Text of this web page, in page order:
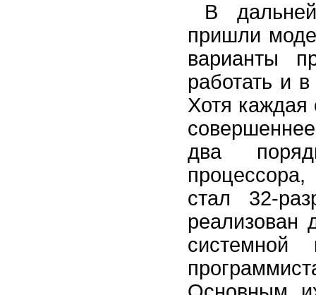
В
пришли
варианты
работать и
Хотя
два
стал 32-
реализован